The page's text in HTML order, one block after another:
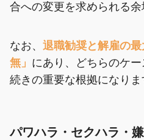
合への変更を求められる余
なお、 退職勧奨と解雇の
無」 にあり、どちらのケ
続きの重要な根拠になりま
パワハラ・セクハラ・